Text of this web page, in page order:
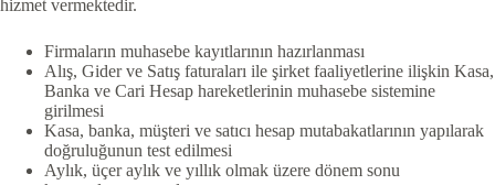
hizmet vermektedir.
Firmaların muhasebe kayıtlarının hazırlanması
Alış, Gider ve Satış faturaları ile şirket faaliyetlerine ilişkin Kasa,
Banka ve Cari Hesap hareketlerinin muhasebe sistemine
girilmesi
Kasa, banka, müşteri ve satıcı hesap mutabakatlarının yapılarak
doğruluğunun test edilmesi
Aylık, üçer aylık ve yıllık olmak üzere dönem sonu